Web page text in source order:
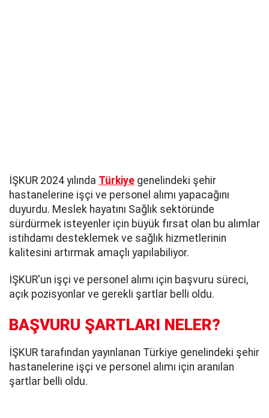
İŞKUR 2024 yılında Türkiye genelindeki şehir
hastanelerine işçi ve personel alımı yapacağını
duyurdu. Meslek hayatını Sağlık sektöründe
sürdürmek isteyenler için büyük fırsat olan bu alımlar
istihdamı desteklemek ve sağlık hizmetlerinin
kalitesini artırmak amaçlı yapılabiliyor.
İŞKUR'un işçi ve personel alımı için başvuru süreci,
açık pozisyonlar ve gerekli şartlar belli oldu.
BAŞVURU ŞARTLARI NELER?
İŞKUR tarafından yayınlanan Türkiye genelindeki şehir
hastanelerine işçi ve personel alımı için aranılan
şartlar belli oldu.